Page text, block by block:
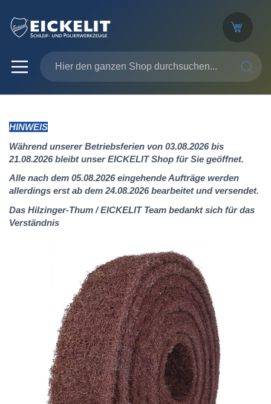
SUCHE
HINWEIS
Während unserer Betriebsferien von 03.08.2026 bis
21.08.2026 bleibt unser EICKELIT Shop für Sie geöffnet.
Alle nach dem 05.08.2026 eingehende Aufträge werden
allerdings erst ab dem 24.08.2026 bearbeitet und versendet.
Das Hilzinger-Thum / EICKELIT Team bedankt sich für das
Verständnis